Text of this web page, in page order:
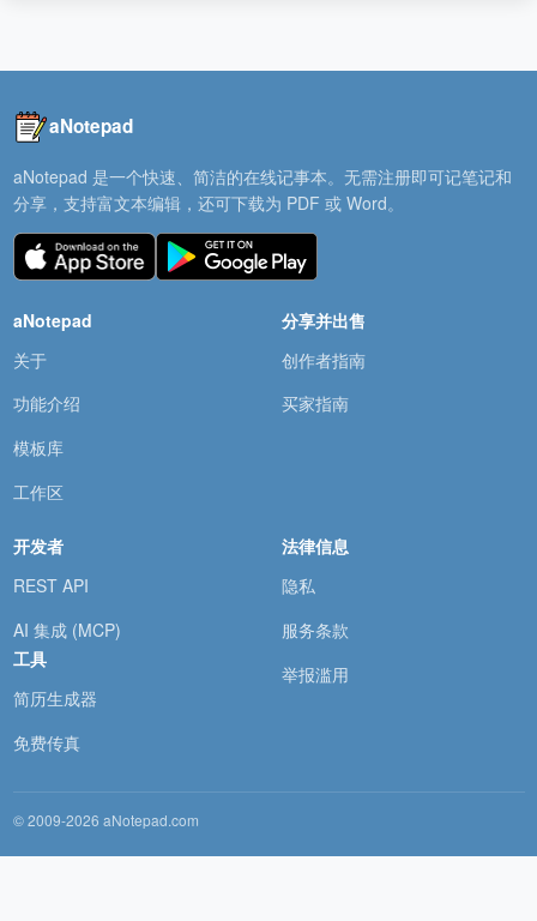
aNotepad
aNotepad 是一个快速、简洁的在线记事本。无需注册即可记笔记和
分享，支持富文本编辑，还可下载为 PDF 或 Word。
aNotepad
关于
功能介绍
模板库
工作区
分享并出售
创作者指南
买家指南
开发者
REST API
AI 集成 (MCP)
工具
简历生成器
免费传真
法律信息
隐私
服务条款
举报滥用
© 2009-2026 aNotepad.com